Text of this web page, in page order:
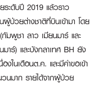
ระดับปี 2019 แล้วราว
ป่วยต่างชาติที่บินเข้ามา โดย
มพูชา ลาว เมียนมาร์ และ
าร์) และบังกลาเทศ BH ยัง
งในเดือนต.ค. และมีคำขอเข้า
นมาก รายได้จากผู้ป่วย